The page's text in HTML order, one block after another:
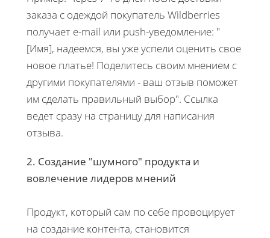
заказа с одеждой покупатель Wildberries
получает e-mail или push-уведомление: "
[Имя], надеемся, вы уже успели оценить свое
новое платье! Поделитесь своим мнением с
другими покупателями - ваш отзыв поможет
им сделать правильный выбор". Ссылка
ведет сразу на страницу для написания
отзыва.
2. Создание "шумного" продукта и
вовлечение лидеров мнений
Продукт, который сам по себе провоцирует
на создание контента, становится